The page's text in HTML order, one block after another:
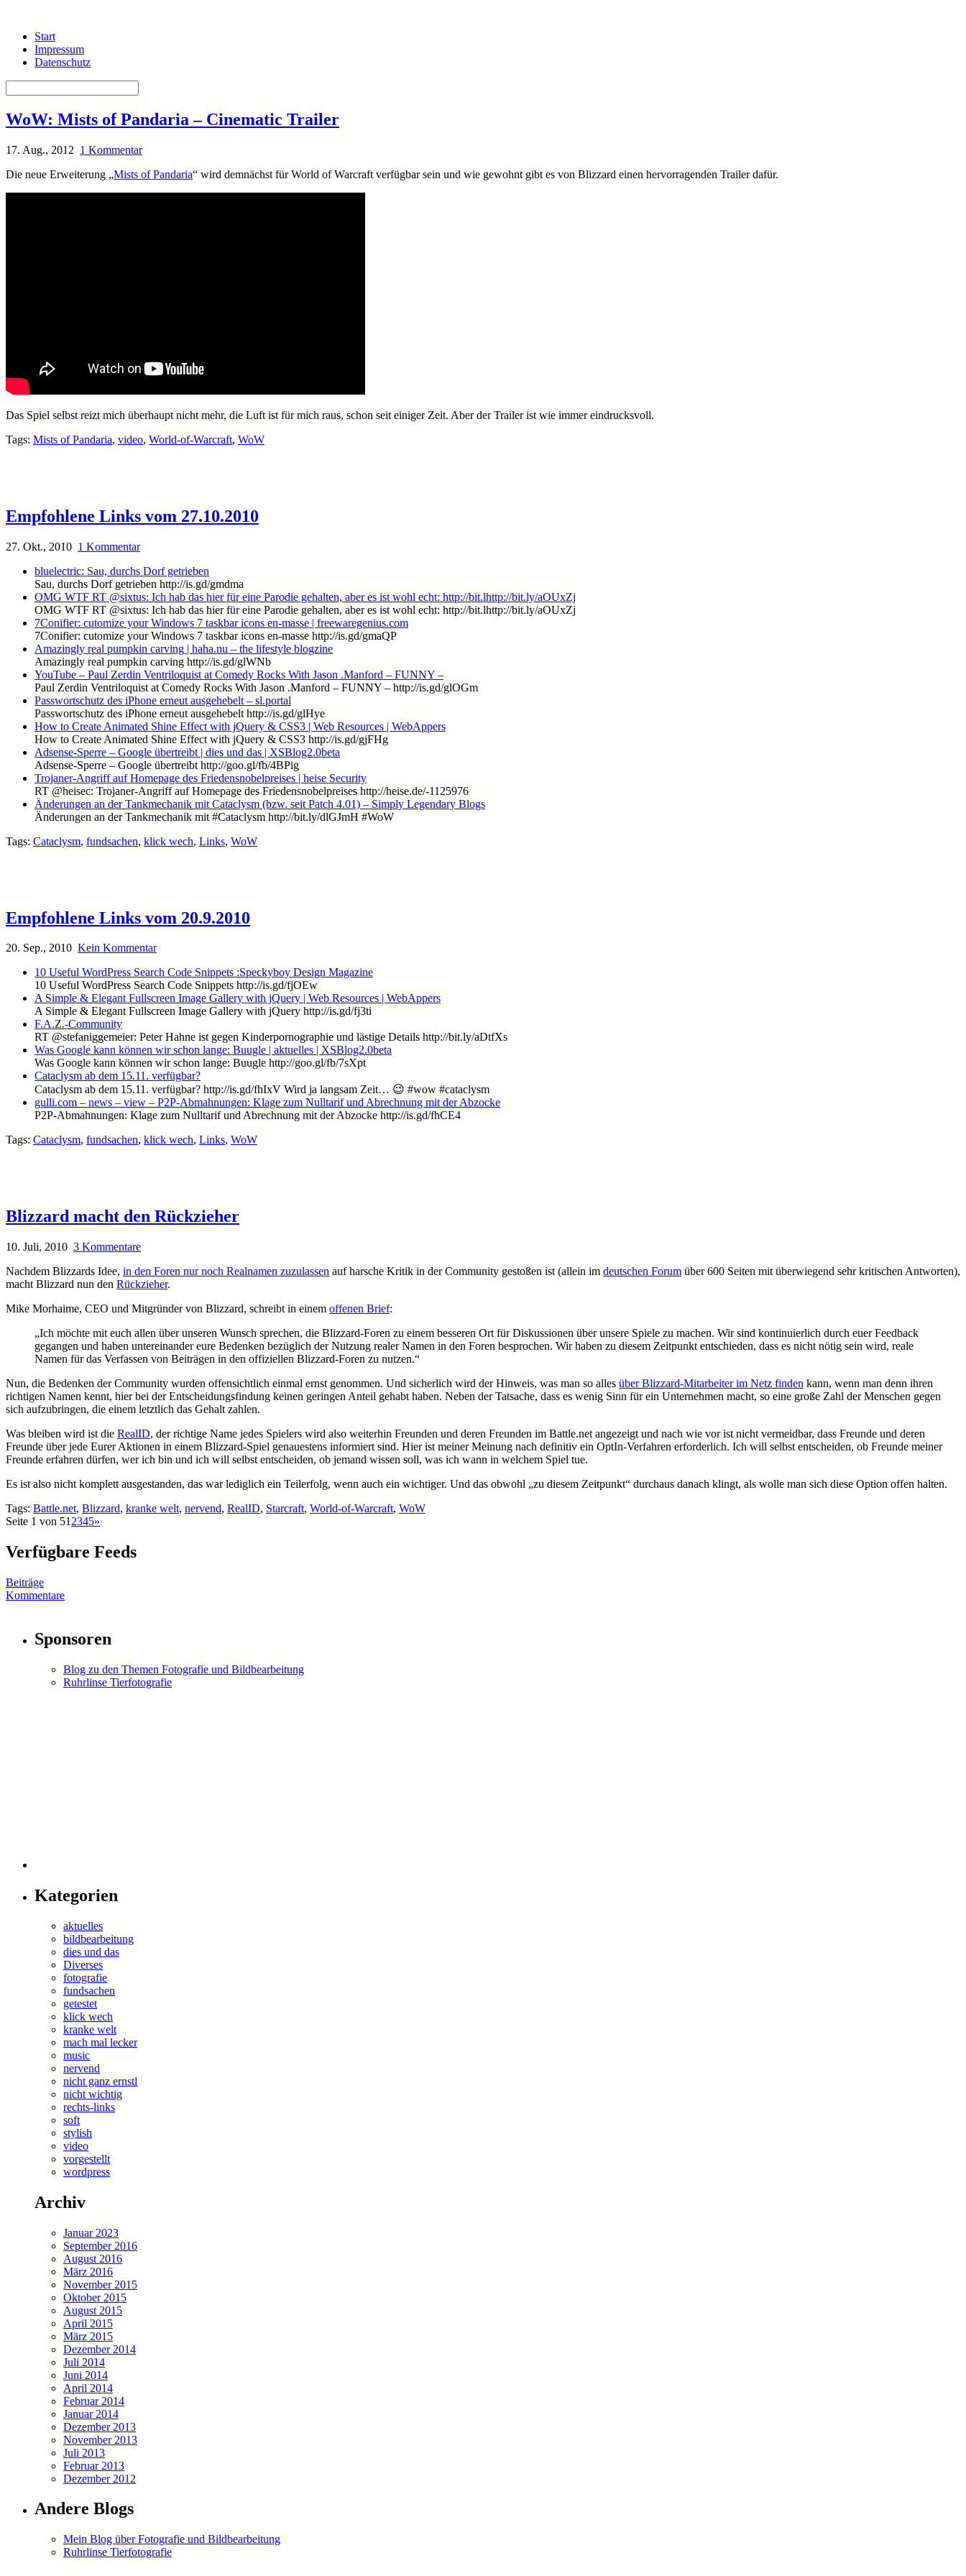
Start
Impressum
Datenschutz
WoW: Mists of Pandaria – Cinematic Trailer
17. Aug., 2012 1 Kommentar
Die neue Erweiterung „Mists of Pandaria“ wird demnächst für World of Warcraft verfügbar sein und wie gewohnt gibt es von Blizzard einen hervorragenden Trailer dafür.
Das Spiel selbst reizt mich überhaupt nicht mehr, die Luft ist für mich raus, schon seit einiger Zeit. Aber der Trailer ist wie immer eindrucksvoll.
Tags: Mists of Pandaria, video, World-of-Warcraft, WoW
Empfohlene Links vom 27.10.2010
27. Okt., 2010 1 Kommentar
bluelectric: Sau, durchs Dorf getrieben
Sau, durchs Dorf getrieben http://is.gd/gmdma
OMG WTF RT @sixtus: Ich hab das hier für eine Parodie gehalten, aber es ist wohl echt: http://bit.lhttp://bit.ly/aOUxZj
OMG WTF RT @sixtus: Ich hab das hier für eine Parodie gehalten, aber es ist wohl echt: http://bit.lhttp://bit.ly/aOUxZj
7Conifier: cutomize your Windows 7 taskbar icons en-masse | freewaregenius.com
7Conifier: cutomize your Windows 7 taskbar icons en-masse http://is.gd/gmaQP
Amazingly real pumpkin carving | haha.nu – the lifestyle blogzine
Amazingly real pumpkin carving http://is.gd/glWNb
YouTube – Paul Zerdin Ventriloquist at Comedy Rocks With Jason .Manford – FUNNY –
Paul Zerdin Ventriloquist at Comedy Rocks With Jason .Manford – FUNNY – http://is.gd/glOGm
Passwortschutz des iPhone erneut ausgehebelt – sl.portal
Passwortschutz des iPhone erneut ausgehebelt http://is.gd/glHye
How to Create Animated Shine Effect with jQuery & CSS3 | Web Resources | WebAppers
How to Create Animated Shine Effect with jQuery & CSS3 http://is.gd/gjFHg
Adsense-Sperre – Google übertreibt | dies und das | XSBlog2.0beta
Adsense-Sperre – Google übertreibt http://goo.gl/fb/4BPig
Trojaner-Angriff auf Homepage des Friedensnobelpreises | heise Security
RT @heisec: Trojaner-Angriff auf Homepage des Friedensnobelpreises http://heise.de/-1125976
Änderungen an der Tankmechanik mit Cataclysm (bzw. seit Patch 4.01) – Simply Legendary Blogs
Änderungen an der Tankmechanik mit #Cataclysm http://bit.ly/dlGJmH #WoW
Tags: Cataclysm, fundsachen, klick wech, Links, WoW
Empfohlene Links vom 20.9.2010
20. Sep., 2010 Kein Kommentar
10 Useful WordPress Search Code Snippets :Speckyboy Design Magazine
10 Useful WordPress Search Code Snippets http://is.gd/fjOEw
A Simple & Elegant Fullscreen Image Gallery with jQuery | Web Resources | WebAppers
A Simple & Elegant Fullscreen Image Gallery with jQuery http://is.gd/fj3ti
F.A.Z.-Community
RT @stefaniggemeier: Peter Hahne ist gegen Kinderpornographie und lästige Details http://bit.ly/aDtfXs
Was Google kann können wir schon lange: Buugle | aktuelles | XSBlog2.0beta
Was Google kann können wir schon lange: Buugle http://goo.gl/fb/7sXpt
Cataclysm ab dem 15.11. verfügbar?
Cataclysm ab dem 15.11. verfügbar? http://is.gd/fhIxV Wird ja langsam Zeit… 😉 #wow #cataclysm
gulli.com – news – view – P2P-Abmahnungen: Klage zum Nulltarif und Abrechnung mit der Abzocke
P2P-Abmahnungen: Klage zum Nulltarif und Abrechnung mit der Abzocke http://is.gd/fhCE4
Tags: Cataclysm, fundsachen, klick wech, Links, WoW
Blizzard macht den Rückzieher
10. Juli, 2010 3 Kommentare
Nachdem Blizzards Idee, in den Foren nur noch Realnamen zuzulassen auf harsche Kritik in der Community gestoßen ist (allein im deutschen Forum über 600 Seiten mit überwiegend sehr kritischen Antworten),
macht Blizzard nun den Rückzieher.
Mike Morhaime, CEO und Mitgründer von Blizzard, schreibt in einem offenen Brief:
„Ich möchte mit euch allen über unseren Wunsch sprechen, die Blizzard-Foren zu einem besseren Ort für Diskussionen über unsere Spiele zu machen. Wir sind kontinuierlich durch euer Feedback
gegangen und haben untereinander eure Bedenken bezüglich der Nutzung realer Namen in den Foren besprochen. Wir haben zu diesem Zeitpunkt entschieden, dass es nicht nötig sein wird, reale
Namen für das Verfassen von Beiträgen in den offiziellen Blizzard-Foren zu nutzen.“
Nun, die Bedenken der Community wurden offensichtlich einmal ernst genommen. Und sicherlich wird der Hinweis, was man so alles über Blizzard-Mitarbeiter im Netz finden kann, wenn man denn ihren
richtigen Namen kennt, hier bei der Entscheidungsfindung keinen geringen Anteil gehabt haben. Neben der Tatsache, dass es wenig Sinn für ein Unternehmen macht, so eine große Zahl der Menschen gegen
sich aufzubringen, die einem letztlich das Gehalt zahlen.
Was bleiben wird ist die RealID, der richtige Name jedes Spielers wird also weiterhin Freunden und deren Freunden im Battle.net angezeigt und nach wie vor ist nicht vermeidbar, dass Freunde und deren
Freunde über jede Eurer Aktionen in einem Blizzard-Spiel genauestens informiert sind. Hier ist meiner Meinung nach definitiv ein OptIn-Verfahren erforderlich. Ich will selbst entscheiden, ob Freunde meiner
Freunde erfahren dürfen, wer ich bin und ich will selbst entscheiden, ob jemand wissen soll, was ich wann in welchem Spiel tue.
Es ist also nicht komplett ausgestanden, das war lediglich ein Teilerfolg, wenn auch ein wichtiger. Und das obwohl „zu diesem Zeitpunkt“ durchaus danach klingt, als wolle man sich diese Option offen halten.
Tags: Battle.net, Blizzard, kranke welt, nervend, RealID, Starcraft, World-of-Warcraft, WoW
Seite 1 von 51 2345»
Verfügbare Feeds
Beiträge
Kommentare
Sponsoren
Blog zu den Themen Fotografie und Bildbearbeitung
Ruhrlinse Tierfotografie
Kategorien
aktuelles
bildbearbeitung
dies und das
Diverses
fotografie
fundsachen
getestet
klick wech
kranke welt
mach mal lecker
music
nervend
nicht ganz ernstl
nicht wichtig
rechts-links
soft
stylish
video
vorgestellt
wordpress
Archiv
Januar 2023
September 2016
August 2016
März 2016
November 2015
Oktober 2015
August 2015
April 2015
März 2015
Dezember 2014
Juli 2014
Juni 2014
April 2014
Februar 2014
Januar 2014
Dezember 2013
November 2013
Juli 2013
Februar 2013
Dezember 2012
Andere Blogs
Mein Blog über Fotografie und Bildbearbeitung
Ruhrlinse Tierfotografie